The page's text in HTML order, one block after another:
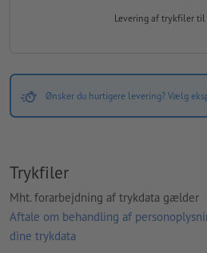
Levering af trykfiler til
Ønsker du hurtigere levering? Vælg
Trykfiler
Mht. forarbejdning af trykdata gælder
Aftale om behandling af
dine trykdata